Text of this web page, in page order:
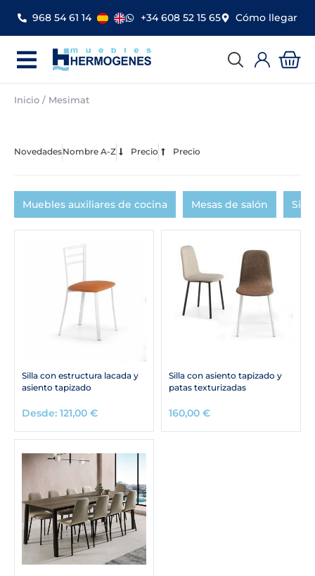
contenido
968 54 61 14 +34 608 52 15 65 Cómo llegar
Inicio / Mesimat
NovedadesNombre A-Z Precio Precio
Muebles auxiliares de cocina Mesas de salón
Silla con estructura lacada y
asiento tapizado
Desde: 121,00 €
Silla con asiento tapizado y
patas texturizadas
160,00 €